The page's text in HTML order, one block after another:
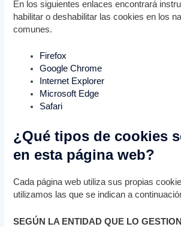
En los siguientes enlaces encontrará
habilitar o deshabilitar las cookies en los
comunes.
Firefox
Google Chrome
Internet Explorer
Microsoft Edge
Safari
¿Qué tipos de cookies
en esta página web?
Cada página web utiliza sus propias
utilizamos las que se indican a
SEGÚN LA ENTIDAD QUE LO